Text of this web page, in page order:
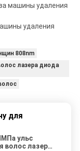
машины удаления
удаления
808nm
лазера диода
для
ульс
волос лазера